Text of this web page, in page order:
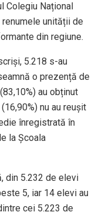
Colegiu Național
renumele unității de
din regiune.
5.218 s-au
o prezență de
au obținut
nu au reușit
înregistrată în
la Școala
din 5.232 de elevi
5, iar 14 elevi au
cei 5.223 de